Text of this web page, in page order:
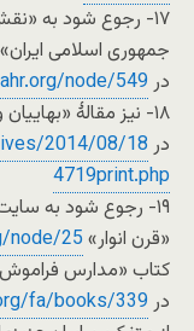
۱۷- رجوع شود به
جمهوری اسلامی ایران»
درnode/549
۱۸- نیز مقالۀ
در 2014/08/18
4719print.php
۱۹- رجوع شود به سایت
«قرن انوار» node/25
کتاب «مدارس
درfa/books/339